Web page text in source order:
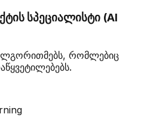
სპეციალისტი (AI
ალგორითმებს, რომლებიც